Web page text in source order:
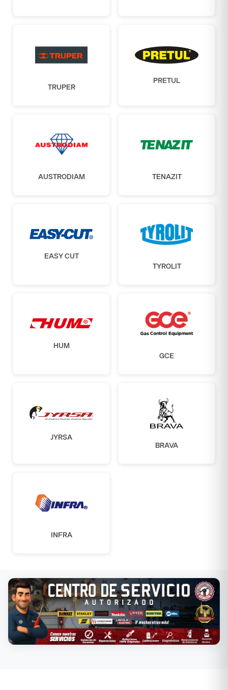
TRUPER
PRETUL
AUSTRODIAM TENAZIT
EASY CUT
TYROLIT
HUM
GCE
JYRSA
BRAVA
INFRA